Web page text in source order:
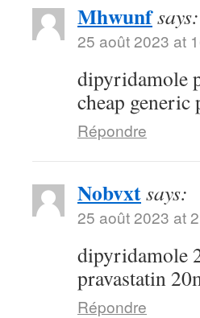
Mhwunfsays:
25 août 2023 at
dipyridamole
cheap generic
Répondre
Nobvxtsays:
25 août 2023 at
dipyridamole
pravastatin
Répondre